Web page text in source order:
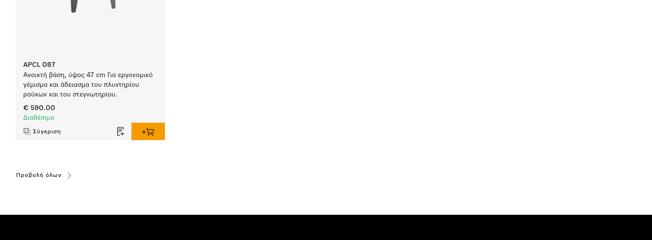
APCL 087
Ανοικτή βάση, ύψος 47 cm Για εργονομικό
γέμισμα και άδειασμα του πλυντηρίου
ρούχων και του στεγνωτηρίου.
€ 590.00
Διαθέσιμο
Σύγκριση
Προβολή όλων